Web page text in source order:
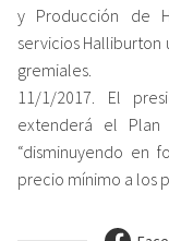
y Producción de
servicios Halliburton
gremiales.
11/1/2017. El
extenderá el
“disminuyendo en
precio mínimo a los